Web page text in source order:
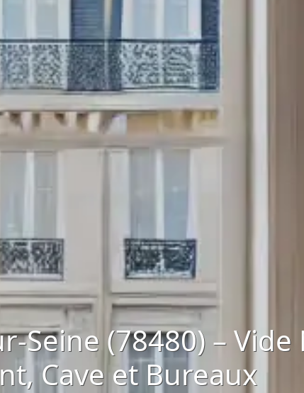
Seine (78480) – Vide
Cave et Bureaux